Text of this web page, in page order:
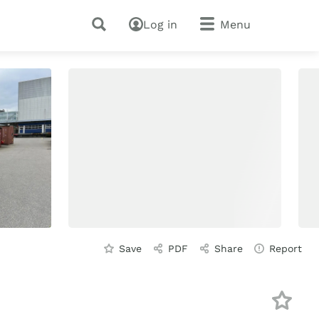
Log in Menu
Save PDF Share Report